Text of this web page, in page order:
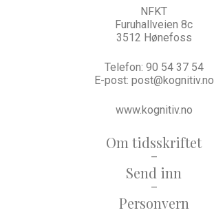
Om tidsskriftet
–
Send inn
–
Personvern
NFKT
Furuhallveien 8c
3512 Hønefoss
Telefon: 90 54 37 54
E-post: post@kognitiv.no
www.kognitiv.no